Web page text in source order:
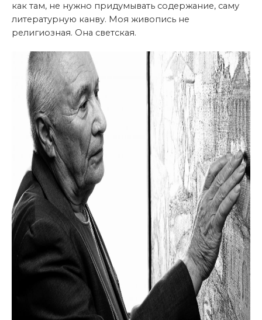
как там, не нужно придумывать содержание, саму
литературную канву. Моя живопись не
религиозная. Она светская.